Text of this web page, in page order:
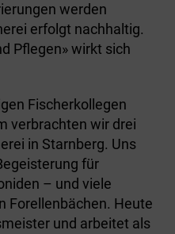
werden
erfolgt nachhaltig.
Pflegen» wirkt sich
Fischerkollegen
verbrachten wir drei
in Starnberg. Uns
für
– und viele
Forellenbächen. Heute
und arbeitet als